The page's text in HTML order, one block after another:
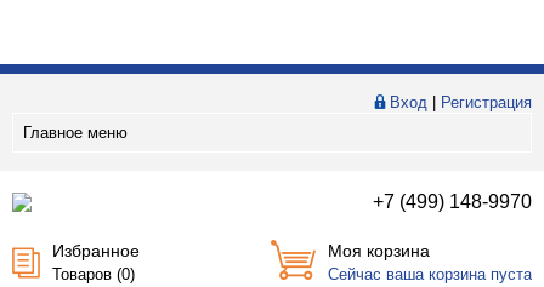
Вход
Регистрация
Главное меню
+7 (499) 148-9970
Избранное
Товаров (0)
Моя корзина
Сейчас ваша корзина пуста